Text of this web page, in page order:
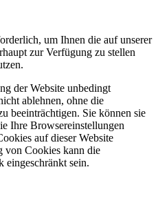
um Ihnen die auf unserer
zur Verfügung zu stellen
der Website unbedingt
ablehnen, ohne die
beeinträchtigen. Sie können sie
Ihre Browsereinstellungen
auf dieser Website
von Cookies kann die
eingeschränkt sein.